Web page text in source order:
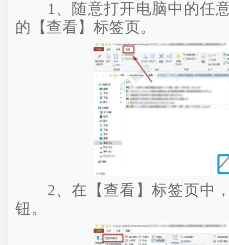
1、随意打开电脑中的任意
的【查看】标签页。
2、在【查看】标签页中，
钮。